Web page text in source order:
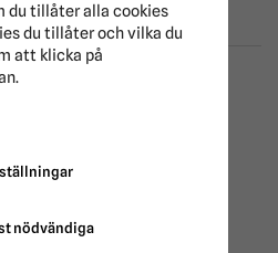
du tillåter alla cookies
du tillåter och vilka du
att klicka på
nödvändiga